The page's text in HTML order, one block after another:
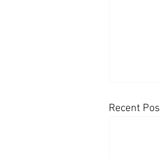
Recent